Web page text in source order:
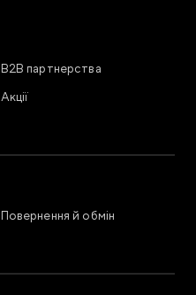
В2В партнерства
Акції
Повернення й обмін